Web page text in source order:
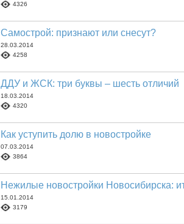
4326
Самострой: признают или снесут?
28.03.2014
4258
ДДУ и ЖСК: три буквы – шесть отличий
18.03.2014
4320
Как уступить долю в новостройке
07.03.2014
3864
Нежилые новостройки Новосибирска:
15.01.2014
3179